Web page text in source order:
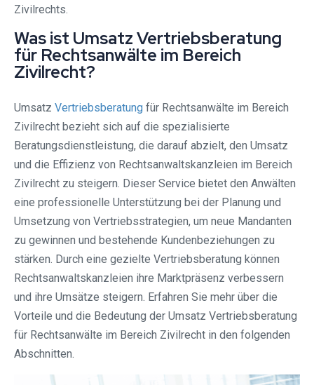
Zivilrechts.
Was ist Umsatz Vertriebsberatung
für Rechtsanwälte im Bereich
Zivilrecht?
Umsatz Vertriebsberatung für Rechtsanwälte im Bereich
Zivilrecht bezieht sich auf die spezialisierte
Beratungsdienstleistung, die darauf abzielt, den Umsatz
und die Effizienz von Rechtsanwaltskanzleien im Bereich
Zivilrecht zu steigern. Dieser Service bietet den Anwälten
eine professionelle Unterstützung bei der Planung und
Umsetzung von Vertriebsstrategien, um neue Mandanten
zu gewinnen und bestehende Kundenbeziehungen zu
stärken. Durch eine gezielte Vertriebsberatung können
Rechtsanwaltskanzleien ihre Marktpräsenz verbessern
und ihre Umsätze steigern. Erfahren Sie mehr über die
Vorteile und die Bedeutung der Umsatz Vertriebsberatung
für Rechtsanwälte im Bereich Zivilrecht in den folgenden
Abschnitten.